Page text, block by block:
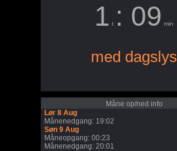
1 t : 09 min
med dagslys
Måne op/ned info
Lør 8 Aug
Månenedgang: 19:02
Søn 9 Aug
Måneopgang: 00:23
Månenedgang: 20:01